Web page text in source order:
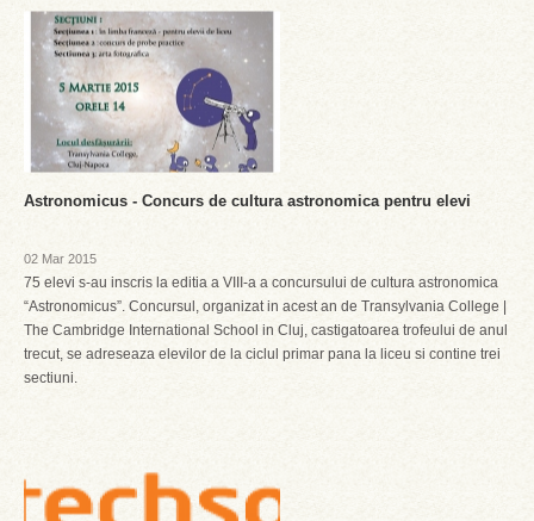
Astronomicus - Concurs de cultura astronomica pentru elevi
02 Mar 2015
75 elevi s-au inscris la editia a VIII-a a concursului de cultura astronomica
“Astronomicus”. Concursul, organizat in acest an de Transylvania College |
The Cambridge International School in Cluj, castigatoarea trofeului de anul
trecut, se adreseaza elevilor de la ciclul primar pana la liceu si contine trei
sectiuni.